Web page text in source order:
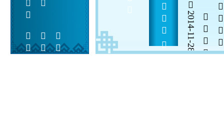
   2014-11-28